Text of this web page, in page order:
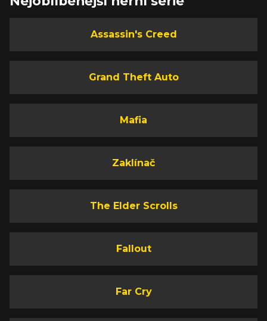
Assassin's Creed
Grand Theft Auto
Mafia
Zaklínač
The Elder Scrolls
Fallout
Far Cry